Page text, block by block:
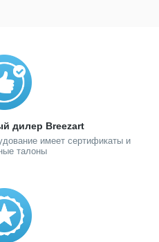
дилер Breezart
имеет сертификаты и
талоны